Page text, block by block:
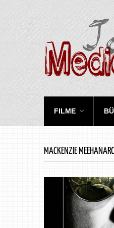
FILME
MACKENZIE